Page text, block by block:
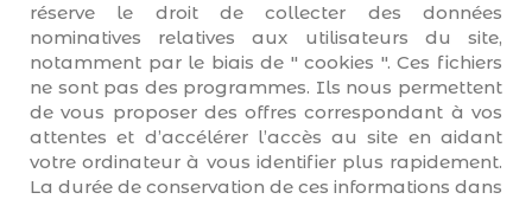
réserve le droit de collecter des données
nominatives relatives aux utilisateurs du site,
notamment par le biais de " cookies ". Ces fichiers
ne sont pas des programmes. Ils nous permettent
de vous proposer des offres correspondant à vos
attentes et d’accélérer l’accès au site en aidant
votre ordinateur à vous identifier plus rapidement.
La durée de conservation de ces informations dans